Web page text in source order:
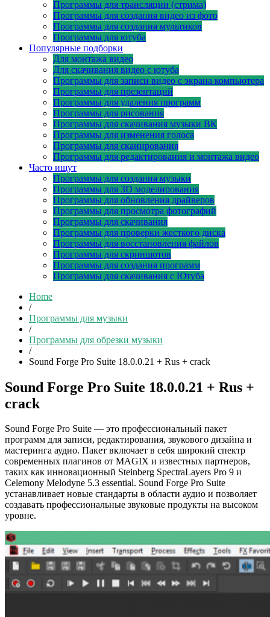
Программы для трансляции (стрима)
Программы для создания видео из фото
Программы для создания мультиков
Программы для ютуба
Популярные подборки
Для монтажа видео
Для скачивания видео с ютуба
Программы для записи видео с экрана компьютера
Программы для презентаций
Программы для удаления программ
Программы для рисования
Программы для скачивания музыки ВК
Программы для изменения голоса
Программы для сканирования
Программы для редактирования и монтажа видео
Часто ищут
Программы для создания музыки
Программы для 3D моделирования
Программы для обновления драйверов
Программы для просмотра фотографий
Программы для скачивания
Программы для проверки жесткого диска
Программы для восстановления файлов
Программы для скриншотов
Программы для создания программ
Программы для скачивания с Ютуба
Home
/
Программы для музыки
/
Программы для обрезки музыки
/
Sound Forge Pro Suite 18.0.0.21 + Rus + crack
Sound Forge Pro Suite 18.0.0.21 + Rus +
crack
Sound Forge Pro Suite — это профессиональный пакет
программ для записи, редактирования, звукового дизайна и
мастеринга аудио. Пакет включает в себя широкий спектр
современных плагинов от MAGIX и известных партнеров,
таких как инновационный Steinberg SpectraLayers Pro 9 и
Celemony Melodyne 5.3 essential. Sound Forge Pro Suite
устанавливает новые стандарты в области аудио и позволяет
создавать профессиональные звуковые продукты на высоком
уровне.